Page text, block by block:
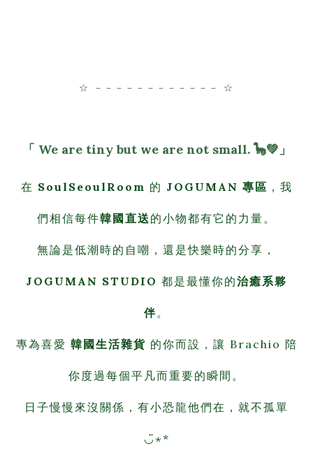
☆ －－－－－－－－－－－－ ☆
「 We are tiny but we are not small. 🦕💚」
在 SoulSeoulRoom 的 JOGUMAN 專區 ，我
們相信每件韓國直送的小物都有它的力量。
無論是低潮時的自嘲，還是快樂時的分享，
JOGUMAN STUDIO 都是最懂你的治癒系夥
伴。
專為喜愛 韓國生活雜貨 的你而設，讓 Brachio 陪
你度過每個平凡而重要的瞬間。
日子慢慢來沒關係，有小恐龍他們在，就不孤單
◡̈⋆*